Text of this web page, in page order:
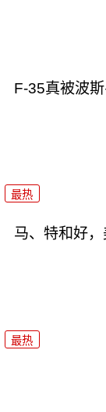
F-35真被波
最热
马、特和好，
最热